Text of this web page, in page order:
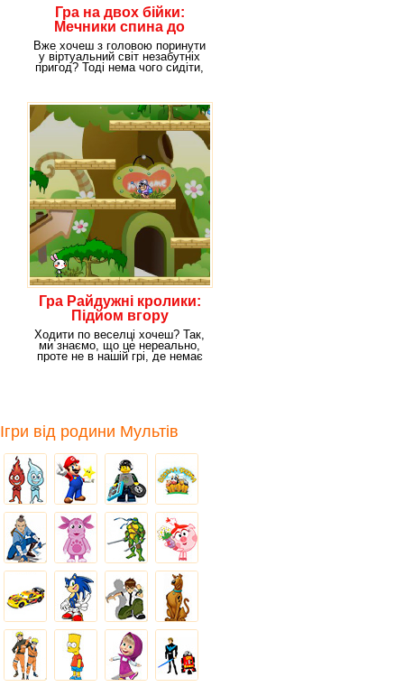
Гра на двох бійки:
Мечники спина до
спини
Вже хочеш з головою поринути
у віртуальний світ незабутніх
пригод? Тоді нема чого сидіти,
Гра Райдужні кролики:
Підйом вгору
Ходити по веселці хочеш? Так,
ми знаємо, що це нереально,
проте не в нашій грі, де немає
Ігри від родини Мультів